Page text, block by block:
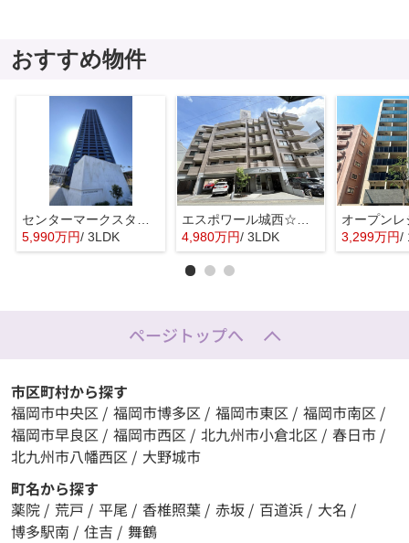
おすすめ物件
センターマークスタワー☆仲介手数料無料☆
5,990万円/ 3LDK
エスポワール城西☆仲介手数料無料☆
4,980万円/ 3LDK 3,299万円/
ページトップへ
市区町村から探す
福岡市中央区 / 福岡市博多区 / 福岡市東区 / 福岡市南区 /
福岡市早良区 / 福岡市西区 / 北九州市小倉北区 / 春日市 /
北九州市八幡西区 / 大野城市
町名から探す
薬院 / 荒戸 / 平尾 / 香椎照葉 / 赤坂 / 百道浜 / 大名 /
博多駅南 / 住吉 / 舞鶴